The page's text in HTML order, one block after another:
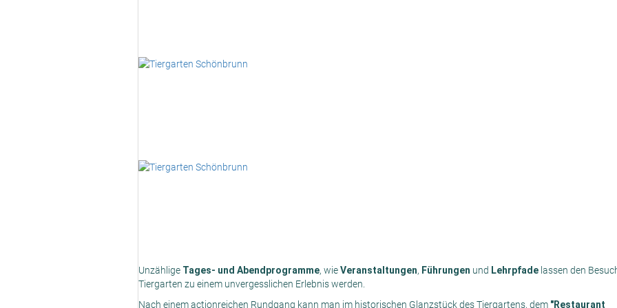
Unzählige Tages- und Abendprogramme, wieVeranstaltungen, Führungen und Lehrpfade lassen den
Tiergarten zu einem unvergesslichen Erlebnis werden.
Nach einem actionreichen Rundgang kann man im historischen Glanzstück des Tiergartens, dem "Restaurant